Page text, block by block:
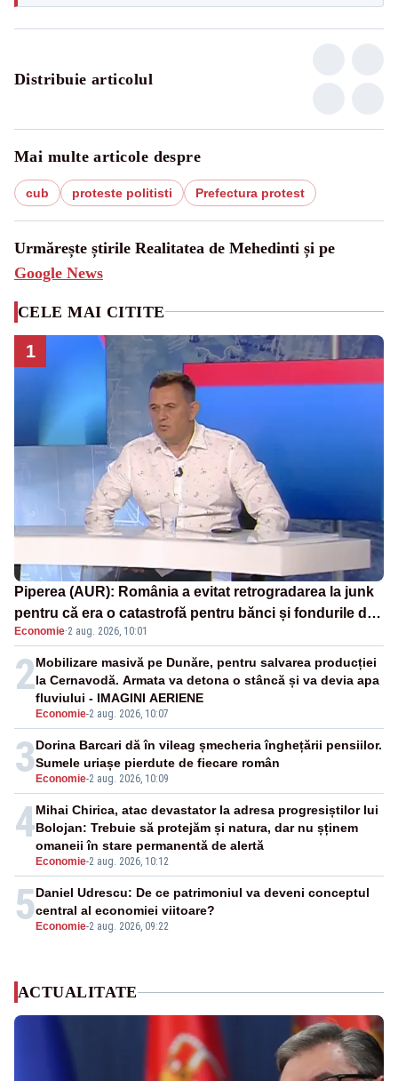
Distribuie articolul
Mai multe articole despre
cub proteste politisti Prefectura protest
Urmărește știrile Realitatea de Mehedinti și pe
Google News
CELE MAI CITITE
1
Piperea (AUR): România a evitat retrogradarea la junk
pentru că era o catastrofă pentru bănci și fondurile de
pensii
Economie·2 aug. 2026, 10:01
2
Economie-2 aug. 2026, 10:07
Mobilizare masivă pe Dunăre, pentru salvarea producției
la Cernavodă. Armata va detona o stâncă și va devia apa
fluviului - IMAGINI AERIENE
3 Economie-2 aug. 2026, 10:09
Dorina Barcari dă în vileag șmecheria înghețării pensiilor.
Sumele uriașe pierdute de fiecare român
4
Economie-2 aug. 2026, 10:12
Mihai Chirica, atac devastator la adresa progresiștilor lui
Bolojan: Trebuie să protejăm și natura, dar nu șținem
omaneii în stare permanentă de alertă
5 Economie-2 aug. 2026, 09:22
Daniel Udrescu: De ce patrimoniul va deveni conceptul
central al economiei viitoare?
ACTUALITATE